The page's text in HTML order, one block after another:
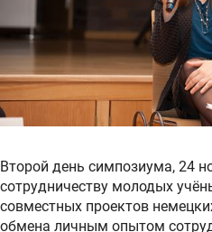
Второй день симпозиума, 24
сотрудничеству молодых
совместных проектов
обмена личным опытом